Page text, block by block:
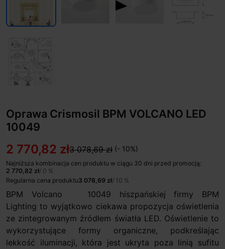
Oprawa Crismosil BPM VOLCANO LED
10049
2 770,82 zł3 078,69 zł (- 10%)
Najniższa kombinacja cen produktu w ciągu 30 dni przed promocją:
2 770,82 zł/ 0 %
Regularna cena produktu3 078,69 zł/ 10 %
BPM Volcano 10049 hiszpańskiej firmy BPM
Lighting to wyjątkowo ciekawa propozycja oświetlenia
ze zintegrowanym źródłem światła LED. Oświetlenie to
wykorzystujące formy organiczne, podkreślając
lekkość iluminacji, która jest ukryta poza linią sufitu